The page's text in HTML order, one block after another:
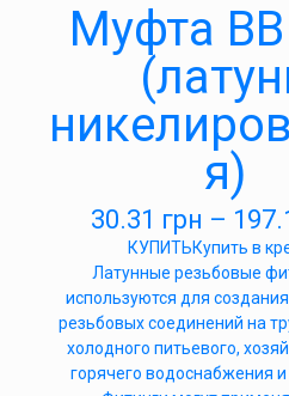
Муфта ВВ
я)
30.31 грн –
КУПИТЬКупить в
Латунные резьбовые
используются для
резьбовых соединений на
холодного питьевого,
горячего водоснабжения и